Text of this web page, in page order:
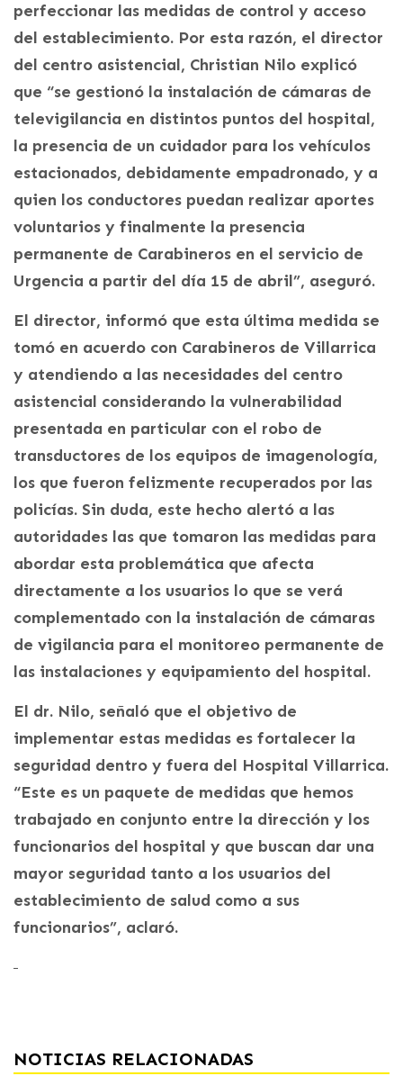
perfeccionar las medidas de control y acceso
del establecimiento. Por esta razón, el director
del centro asistencial, Christian Nilo explicó
que “se gestionó la instalación de cámaras de
televigilancia en distintos puntos del hospital,
la presencia de un cuidador para los vehículos
estacionados, debidamente empadronado, y a
quien los conductores puedan realizar aportes
voluntarios y finalmente la presencia
permanente de Carabineros en el servicio de
Urgencia a partir del día 15 de abril”, aseguró.
El director, informó que esta última medida se
tomó en acuerdo con Carabineros de Villarrica
y atendiendo a las necesidades del centro
asistencial considerando la vulnerabilidad
presentada en particular con el robo de
transductores de los equipos de imagenología,
los que fueron felizmente recuperados por las
policías. Sin duda, este hecho alertó a las
autoridades las que tomaron las medidas para
abordar esta problemática que afecta
directamente a los usuarios lo que se verá
complementado con la instalación de cámaras
de vigilancia para el monitoreo permanente de
las instalaciones y equipamiento del hospital.
El dr. Nilo, señaló que el objetivo de
implementar estas medidas es fortalecer la
seguridad dentro y fuera del Hospital Villarrica.
“Este es un paquete de medidas que hemos
trabajado en conjunto entre la dirección y los
funcionarios del hospital y que buscan dar una
mayor seguridad tanto a los usuarios del
establecimiento de salud como a sus
funcionarios”, aclaró.
NOTICIAS RELACIONADAS